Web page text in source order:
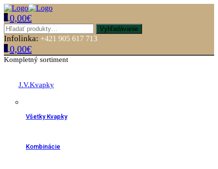
0 0,00€
Menu
Hľadať: Vyhľadávanie
Infolinka: +421 905 617 713
0 0,00€
Kompletný sortiment
J.V.Kvapky
Všetky Kvapky
Kombinácie